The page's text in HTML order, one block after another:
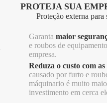
PROTEJA SUA
Proteção externa para
Garanta maior
e roubos de
empresa.
Reduza o custo com
causado por furto e
máquinario é muito
investimento em cerca